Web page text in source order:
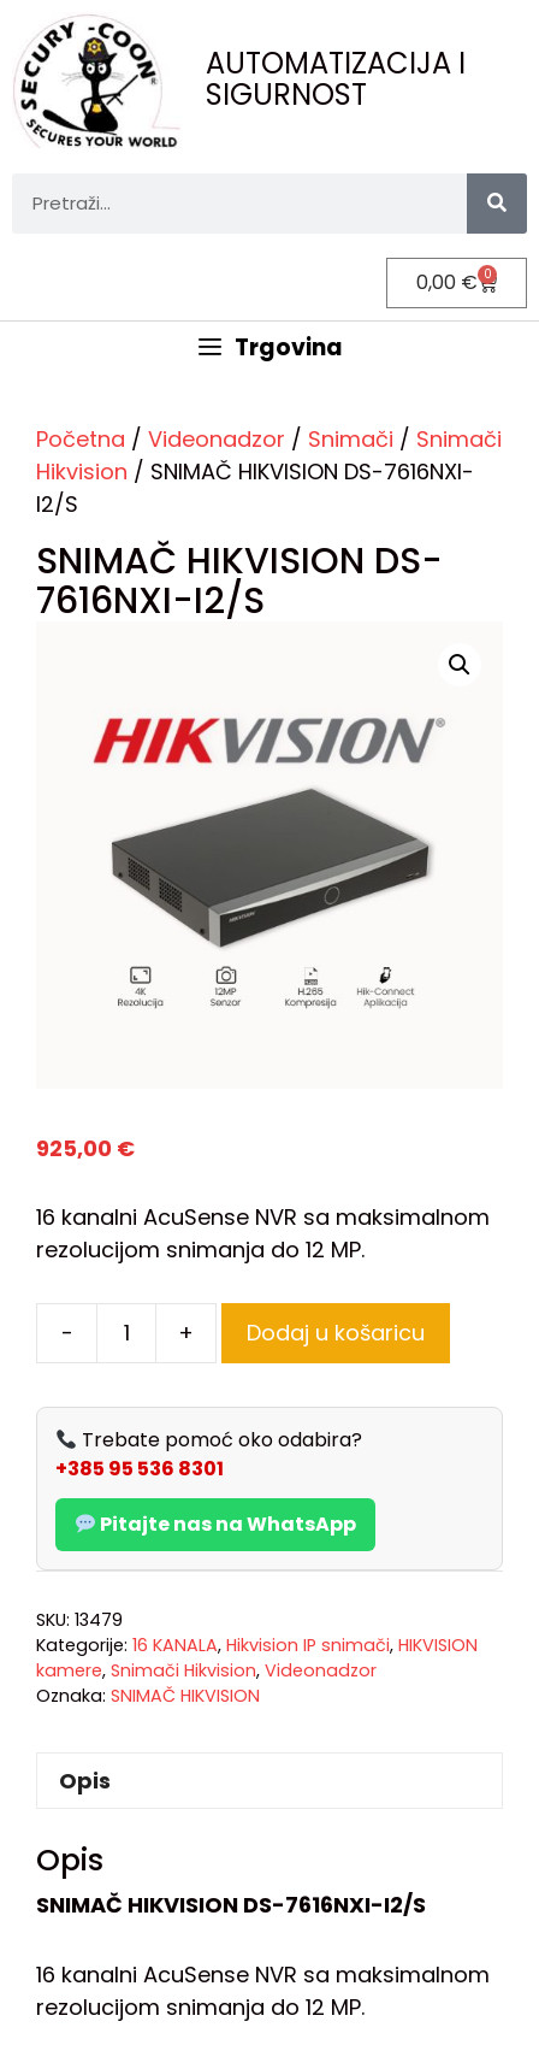
AUTOMATIZACIJA I
SIGURNOST
0,00 € 0
Trgovina
Početna / Videonadzor / Snimači / Snimači
Hikvision / SNIMAČ HIKVISION DS-7616NXI-
I2/S
SNIMAČ HIKVISION DS-
7616NXI-I2/S
925,00 €
16 kanalni AcuSense NVR sa maksimalnom
rezolucijom snimanja do 12 MP.
- + Dodaj u košaricu
Trebate pomoć oko odabira?
+385 95 536 8301
Pitajte nas na WhatsApp
SKU: 13479
Kategorije: 16 KANALA, Hikvision IP snimači, HIKVISION
kamere, Snimači Hikvision, Videonadzor
Oznaka: SNIMAČ HIKVISION
Opis
Opis
SNIMAČ HIKVISION DS-7616NXI-I2/S
16 kanalni AcuSense NVR sa maksimalnom
rezolucijom snimanja do 12 MP.